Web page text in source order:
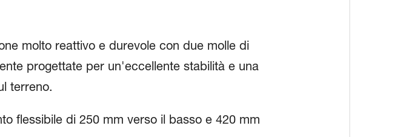
molto reattivo e durevole con due molle di
progettate per un'eccellente stabilità e una
terreno.
flessibile di 250 mm verso il basso e 420 mm